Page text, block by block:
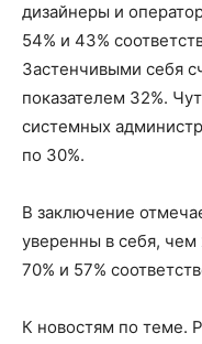
дизайнеры и
54% и 43%
Застенчивыми себя
показателем 32%.
системных
по 30%.
В заключение
уверенны в себя,
70% и 57%
К новостям по теме.